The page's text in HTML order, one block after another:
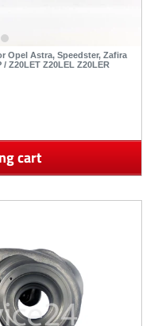
Opel Astra, Speedster, Zafira
/ Z20LET Z20LEL Z20LER
cart